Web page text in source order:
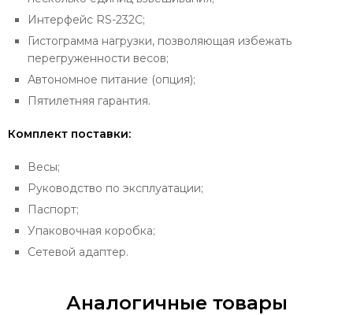
Интерфейс RS-232C;
Гистограмма нагрузки, позволяющая избежать
перегруженности весов;
Автономное питание (опция);
Пятилетняя гарантия.
Комплект поставки:
Весы;
Руководство по эксплуатации;
Паспорт;
Упаковочная коробка;
Сетевой адаптер.
Аналогичные товары